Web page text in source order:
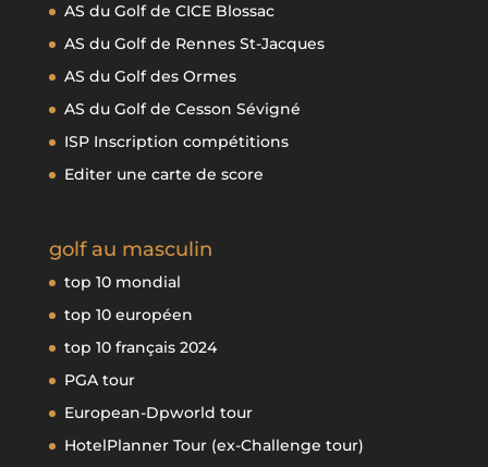
AS du Golf de CICE Blossac
AS du Golf de Rennes St-Jacques
AS du Golf des Ormes
AS du Golf de Cesson Sévigné
ISP Inscription compétitions
Editer une carte de score
golf au masculin
top 10 mondial
top 10 européen
top 10 français 2024
PGA tour
European-Dpworld tour
HotelPlanner Tour (ex-Challenge tour)